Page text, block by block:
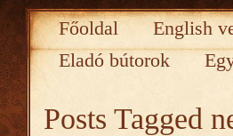
Főoldal English
Eladó bútorok
Posts Tagged